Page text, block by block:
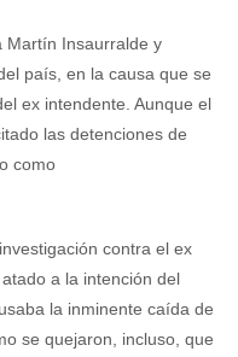
Martín Insaurralde y
país, en la causa que se
ex intendente. Aunque el
las detenciones de
como
contra el ex
a la intención del
la inminente caída de
se quejaron, incluso, que